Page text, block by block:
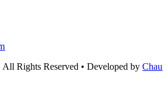
Rights Reserved • Developed byChau